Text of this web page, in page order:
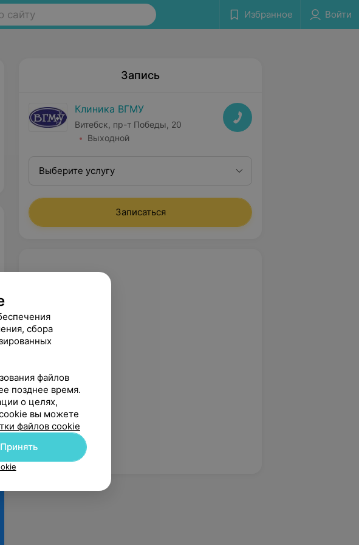
сайту Избранное Войти
Запись
Клиника ВГМУ
Витебск, пр-т Победы, 20
Выходной
Выберите услугу
Записаться
сбора
файлов
позднее время.
о целях,
вы можете
файлов cookie
Принять